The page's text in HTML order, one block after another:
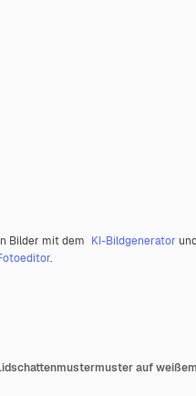
Bilder mit dem KI-Bildgenerator
.
auf